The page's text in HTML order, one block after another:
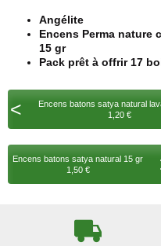
Angélite
Encens Perma nature
15 gr
Pack prêt à offrir 17
<
Encens batons satya natural
1,20 €
Encens batons satya natural 15 gr
1,50 €